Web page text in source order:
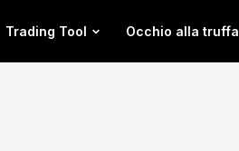
Trading Tool Occhio alla truffa